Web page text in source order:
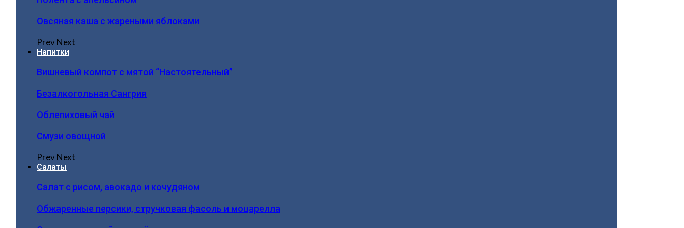
Овсяная каша с жареными яблоками
PrevNext
Напитки
Вишневый компот с мятой “Настоятельный”
Безалкогольная Сангрия
Облепиховый чай
Смузи овощной
PrevNext
Салаты
Салат с рисом, авокадо и кочудяном
Обжаренные персики, стручковая фасоль и моцарелла